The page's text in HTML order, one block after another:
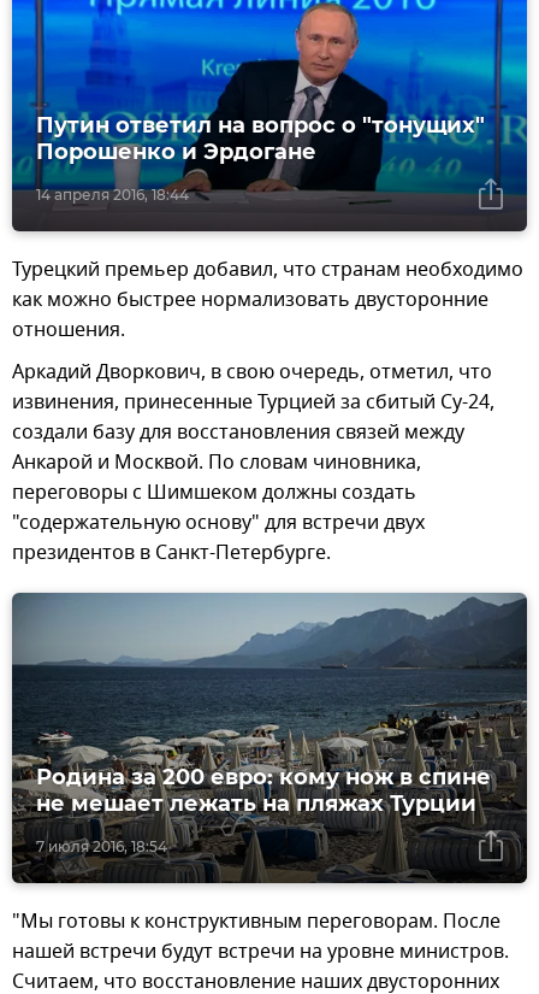
14 апреля 2016, 18:44
Путин ответил на вопрос о "тонущих"
Порошенко и Эрдогане
Турецкий премьер добавил, что странам необходимо
как можно быстрее нормализовать двусторонние
отношения.
Аркадий Дворкович, в свою очередь, отметил, что
извинения, принесенные Турцией за сбитый Су-24,
создали базу для восстановления связей между
Анкарой и Москвой. По словам чиновника,
переговоры с Шимшеком должны создать
"содержательную основу" для встречи двух
президентов в Санкт-Петербурге.
7 июля 2016, 18:54
Родина за 200 евро: кому нож в спине
не мешает лежать на пляжах Турции
"Мы готовы к конструктивным переговорам. После
нашей встречи будут встречи на уровне министров.
Считаем, что восстановление наших двусторонних